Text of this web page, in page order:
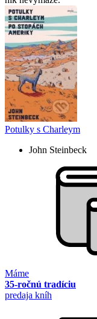
Potulky s Charleym
John Steinbeck
Máme
35-ročnú tradíciu
predaja kníh